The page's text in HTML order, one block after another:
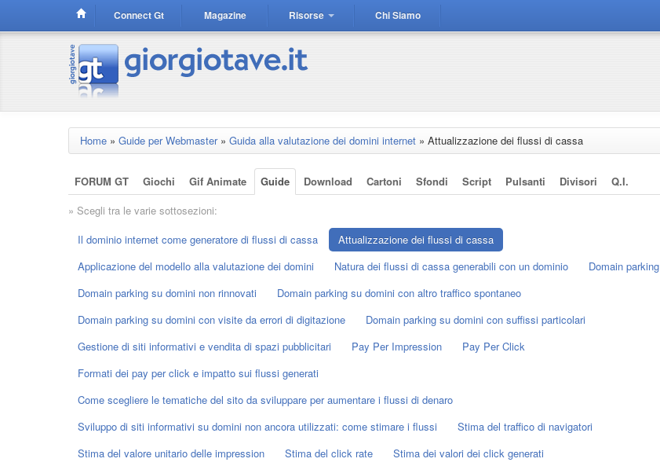
Connect Gt Magazine Risorse Chi Siamo
Home » Guide per Webmaster» Guida alla valutazione dei domini internet » Attualizzazione dei flussi di cassa
FORUM GT Giochi Gif Animate Guide Download Cartoni Sfondi Script Pulsanti Divisori
Q.i.
» Scegli tra le varie sottosezioni:
Il dominio internet come generatore di flussi di cassa
Attualizzazione dei flussi di cassa
Applicazione del modello alla valutazione dei domini
Natura dei flussi di cassa generabili con un dominio
Domain parking
Domain parking su domini non rinnovati
Domain parking su domini con altro traffico spontaneo
Domain parking su domini con visite da errori di digitazione
Domain parking su domini con suffissi particolari
Gestione di siti informativi e vendita di spazi pubblicitari
Pay Per Impression
Pay Per Click
Formati dei pay per click e impatto sui flussi generati
Come scegliere le tematiche del sito da sviluppare per aumentare i flussi di denaro
Sviluppo di siti informativi su domini non ancora utilizzati: come stimare i flussi
Stima del traffico di navigatori
Stima del valore unitario delle impression
Stima del click rate
Stima dei valori dei click generati